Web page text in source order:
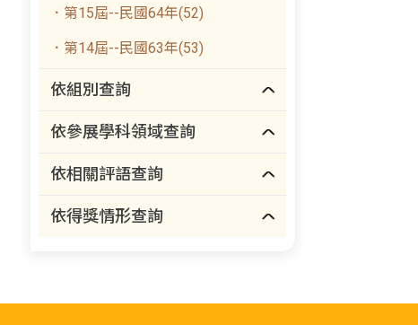
．第15屆--民國64年(52)
．第14屆--民國63年(53)
依組別查詢
依參展學科領域查詢
依相關評語查詢
依得獎情形查詢